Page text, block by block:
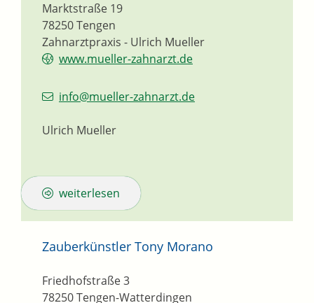
Zahnarztpraxis - Ulrich Mueller
Marktstraße 19
78250Tengen
www.mueller-zahnarzt.de
info@mueller-zahnarzt.de
Ulrich Mueller
weiterlesen
Zauberkünstler Tony Morano
Friedhofstraße 3
78250Tengen-Watterdingen